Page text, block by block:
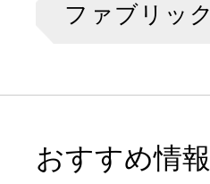
ファブリック
おすすめ情報